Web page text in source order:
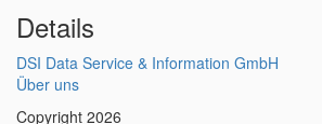
Details
DSI Data Service & Information GmbH
Über uns
Copyright 2026